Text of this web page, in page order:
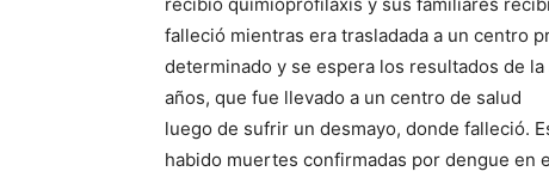
falleció mientras era trasladada a un centro
determinado y se espera los resultados de
años, que fue llevado a un centro de salud
luego de sufrir un desmayo, donde falleció.
habido muertes confirmadas por dengue en